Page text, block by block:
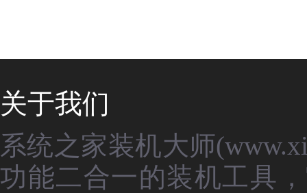
关于我们
系统之家装机大师
功能二合一的装机工具